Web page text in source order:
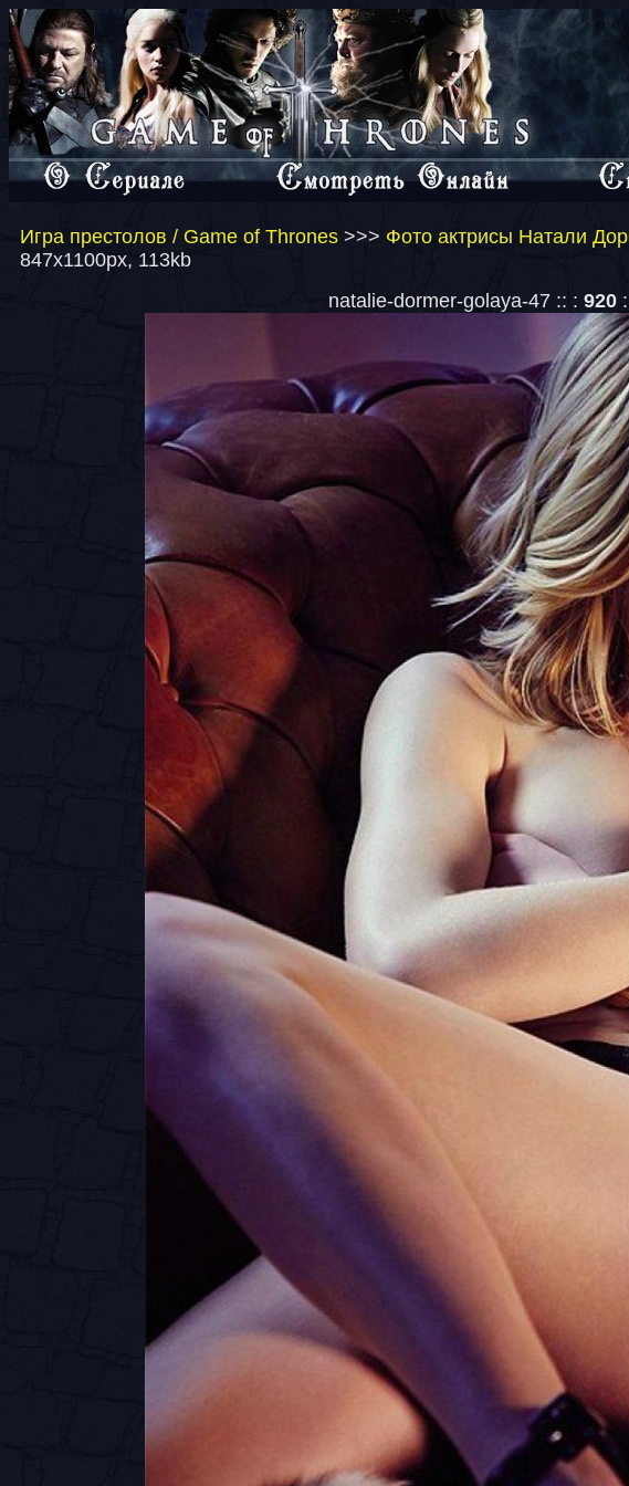
Игра престолов / Game of Thrones >>> Фото актрисы Натали
847x1100px, 113kb
natalie-dormer-golaya-47 :: : 920